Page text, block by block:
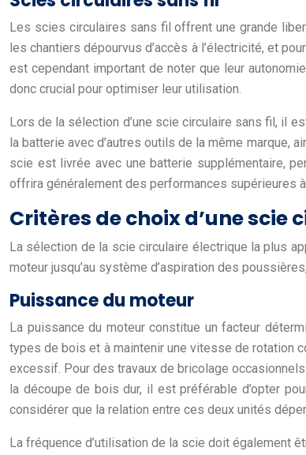
Les scies circulaires sans fil offrent une grande
les chantiers dépourvus d’accès à l’électricité, et
est cependant important de noter que leur
donc crucial pour optimiser leur utilisation.
Lors de la sélection d’une scie circulaire sans fil, il
la batterie avec d’autres outils de la même marque,
scie est livrée avec une batterie supplémentaire,
offrira généralement des performances supérieures
Critères de choix d’une
La sélection de la scie circulaire électrique la plus
moteur jusqu’au système d’aspiration des
Puissance du moteur
La puissance du moteur constitue un facteur
types de bois et à maintenir une vitesse de rotation
excessif. Pour des travaux de bricolage
la découpe de bois dur, il est préférable d’opter
considérer que la relation entre ces deux unités
La fréquence d’utilisation de la scie doit également